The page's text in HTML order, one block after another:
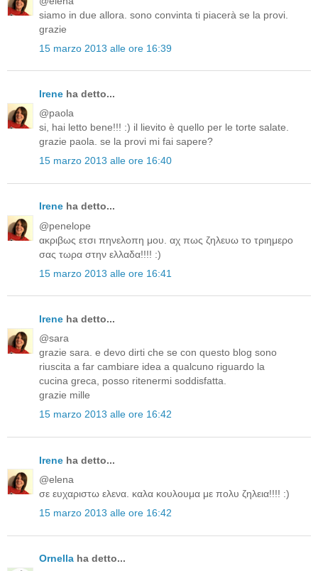
siamo in due allora. sono convinta ti piacerà se la provi.
grazie
15 marzo 2013 alle ore 16:39
Irene ha detto...
@paola
si, hai letto bene!!! :) il lievito è quello per le torte salate.
grazie paola. se la provi mi fai sapere?
15 marzo 2013 alle ore 16:40
Irene ha detto...
@penelope
ακριβως ετσι πηνελοπη μου. αχ πως ζηλευω το τριημερο
σας τωρα στην ελλαδα!!!! :)
15 marzo 2013 alle ore 16:41
Irene ha detto...
@sara
grazie sara. e devo dirti che se con questo blog sono
riuscita a far cambiare idea a qualcuno riguardo la
cucina greca, posso ritenermi soddisfatta.
grazie mille
15 marzo 2013 alle ore 16:42
Irene ha detto...
@elena
σε ευχαριστω ελενα. καλα κουλουμα με πολυ ζηλεια!!!! :)
15 marzo 2013 alle ore 16:42
Ornella ha detto...